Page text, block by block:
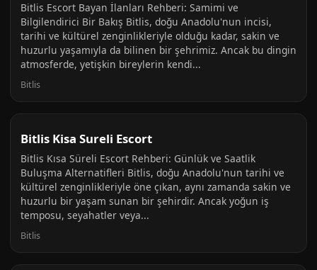
Bitlis Escort Bayan İlanları Rehberi: Samimi ve
Bilgilendirici Bir Bakış Bitlis, doğu Anadolu'nun incisi,
tarihi ve kültürel zenginlikleriyle olduğu kadar, sakin ve
huzurlu yaşamıyla da bilinen bir şehrimiz. Ancak bu dingin
atmosferde, yetişkin bireylerin kendi...
Bitlis
Bitlis Kisa Sureli Escort
Bitlis Kısa Süreli Escort Rehberi: Günlük ve Saatlik
Buluşma Alternatifleri Bitlis, doğu Anadolu'nun tarihi ve
kültürel zenginlikleriyle öne çıkan, aynı zamanda sakin ve
huzurlu bir yaşam sunan bir şehirdir. Ancak yoğun iş
temposu, seyahatler veya...
Bitlis